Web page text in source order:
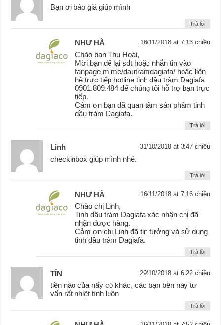
Bạn ơi báo giá giúp mình
Trả lời
NHƯ HÀ 16/11/2018 at 7:13 chiều
Chào bạn Thu Hoài,
Mời bạn để lại sđt hoặc nhắn tin vào
fanpage m.me/dautramdagiafa/ hoặc liên
hệ trực tiếp hotline tinh dầu tràm Dagiafa
0901.809.484 để chúng tôi hỗ trợ bạn trực
tiếp.
Cảm ơn bạn đã quan tâm sản phẩm tinh
dầu tràm Dagiafa.
Trả lời
Linh 31/10/2018 at 3:47 chiều
checkinbox giúp mình nhé.
Trả lời
NHƯ HÀ 16/11/2018 at 7:16 chiều
Chào chị Linh,
Tinh dầu tràm Dagiafa xác nhận chị đã
nhận được hàng.
Cảm ơn chị Linh đã tin tưởng và sử dụng
tinh dầu tràm Dagiafa.
Trả lời
TÍN 29/10/2018 at 6:22 chiều
tiền nào của nấy có khác, các bạn bên này tư
vấn rất nhiệt tình luôn
Trả lời